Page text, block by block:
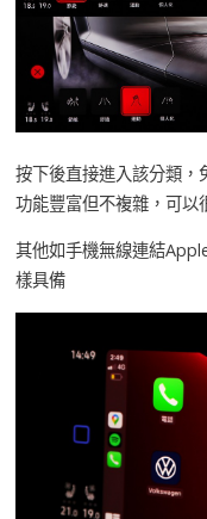
按下後直接進入該分類，
功能豐富但不複雜，可以
其他如手機無線連結
樣具備